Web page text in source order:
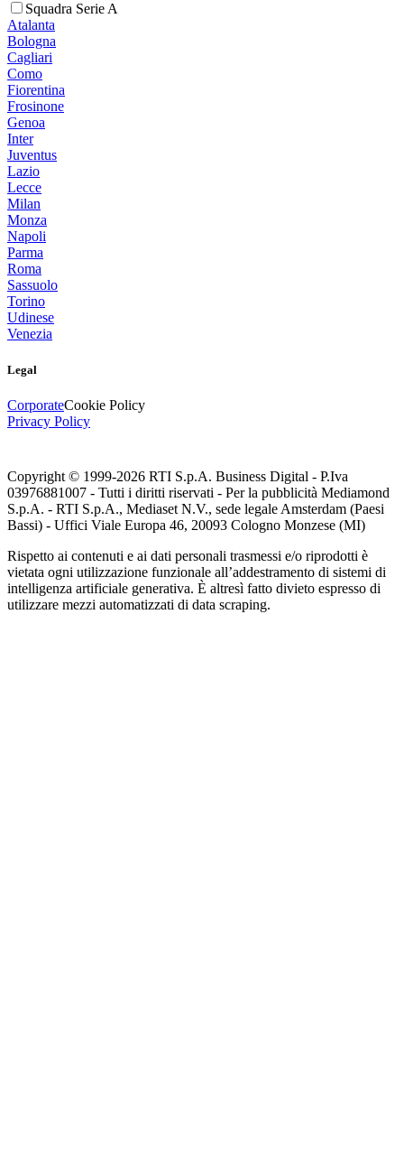
Squadra Serie A
Atalanta
Bologna
Cagliari
Como
Fiorentina
Frosinone
Genoa
Inter
Juventus
Lazio
Lecce
Milan
Monza
Napoli
Parma
Roma
Sassuolo
Torino
Udinese
Venezia
Legal
CorporateCookie Policy
Privacy Policy
Copyright © 1999-2026 RTI S.p.A. Business Digital - P.Iva
03976881007 - Tutti i diritti riservati - Per la pubblicità Mediamond
S.p.A. - RTI S.p.A., Mediaset N.V., sede legale Amsterdam (Paesi
Bassi) - Uffici Viale Europa 46, 20093 Cologno Monzese (MI)
Rispetto ai contenuti e ai dati personali trasmessi e/o riprodotti è
vietata ogni utilizzazione funzionale all’addestramento di sistemi di
intelligenza artificiale generativa. È altresì fatto divieto espresso di
utilizzare mezzi automatizzati di data scraping.